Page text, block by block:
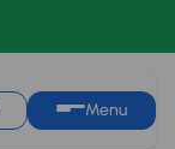
Menu